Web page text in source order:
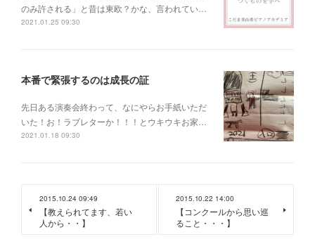
のみ許される」と昔は東欧？かな、言われてい…
2021.01.25 09:30
本番で緊張するのは成長の証
先日ある演奏会終わって、なにやらお手紙いただ
いた！お！ラブレターか！！！とウキウキお家…
2021.01.18 09:30
2015.10.24 09:49
【教えられてます、若い
人から・・】
2015.10.22 14:00
【コンクールから思い巡
ること・・・】